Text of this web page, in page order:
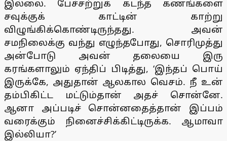
இல்லை. பேச்சற்றுக் கடந்த கணங்களை
சவுக்குக் காட்டின் காற்று
விழுங்கிக்கொண்டிருந்தது. அவன்
சமநிலைக்கு வந்து எழுந்தபோது, சொரிமுத்து
அன்போடு அவன் தலையை இரு
கரங்களாலும் ஏந்திப் பிடித்து, ‘இந்தப் பொய்
இருக்கே, அதுதான் ஆலகால வெசம். நீ உன்
தம்பிகிட்ட மட்டும்தான் அதச் சொன்னே.
ஆனா அப்படிச் சொன்னதைத்தான் இப்பம்
வரைக்கும் நினைச்சிக்கிட்டிருக்க. ஆமாவா
இல்லியா?’